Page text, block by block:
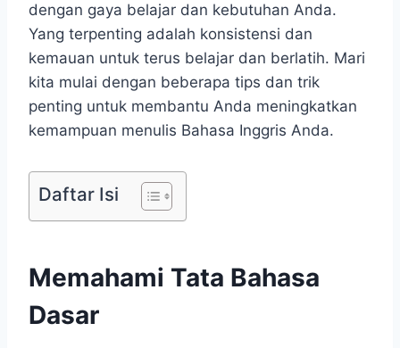
dengan gaya belajar dan kebutuhan Anda.
Yang terpenting adalah konsistensi dan
kemauan untuk terus belajar dan berlatih. Mari
kita mulai dengan beberapa tips dan trik
penting untuk membantu Anda meningkatkan
kemampuan menulis Bahasa Inggris Anda.
Daftar Isi
Memahami Tata Bahasa
Dasar